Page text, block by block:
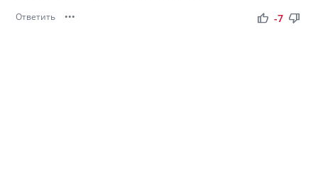
Ответить ••• thumb_up thumb_down
-7